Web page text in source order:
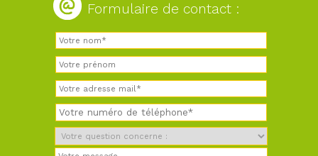
Formulaire de contact :